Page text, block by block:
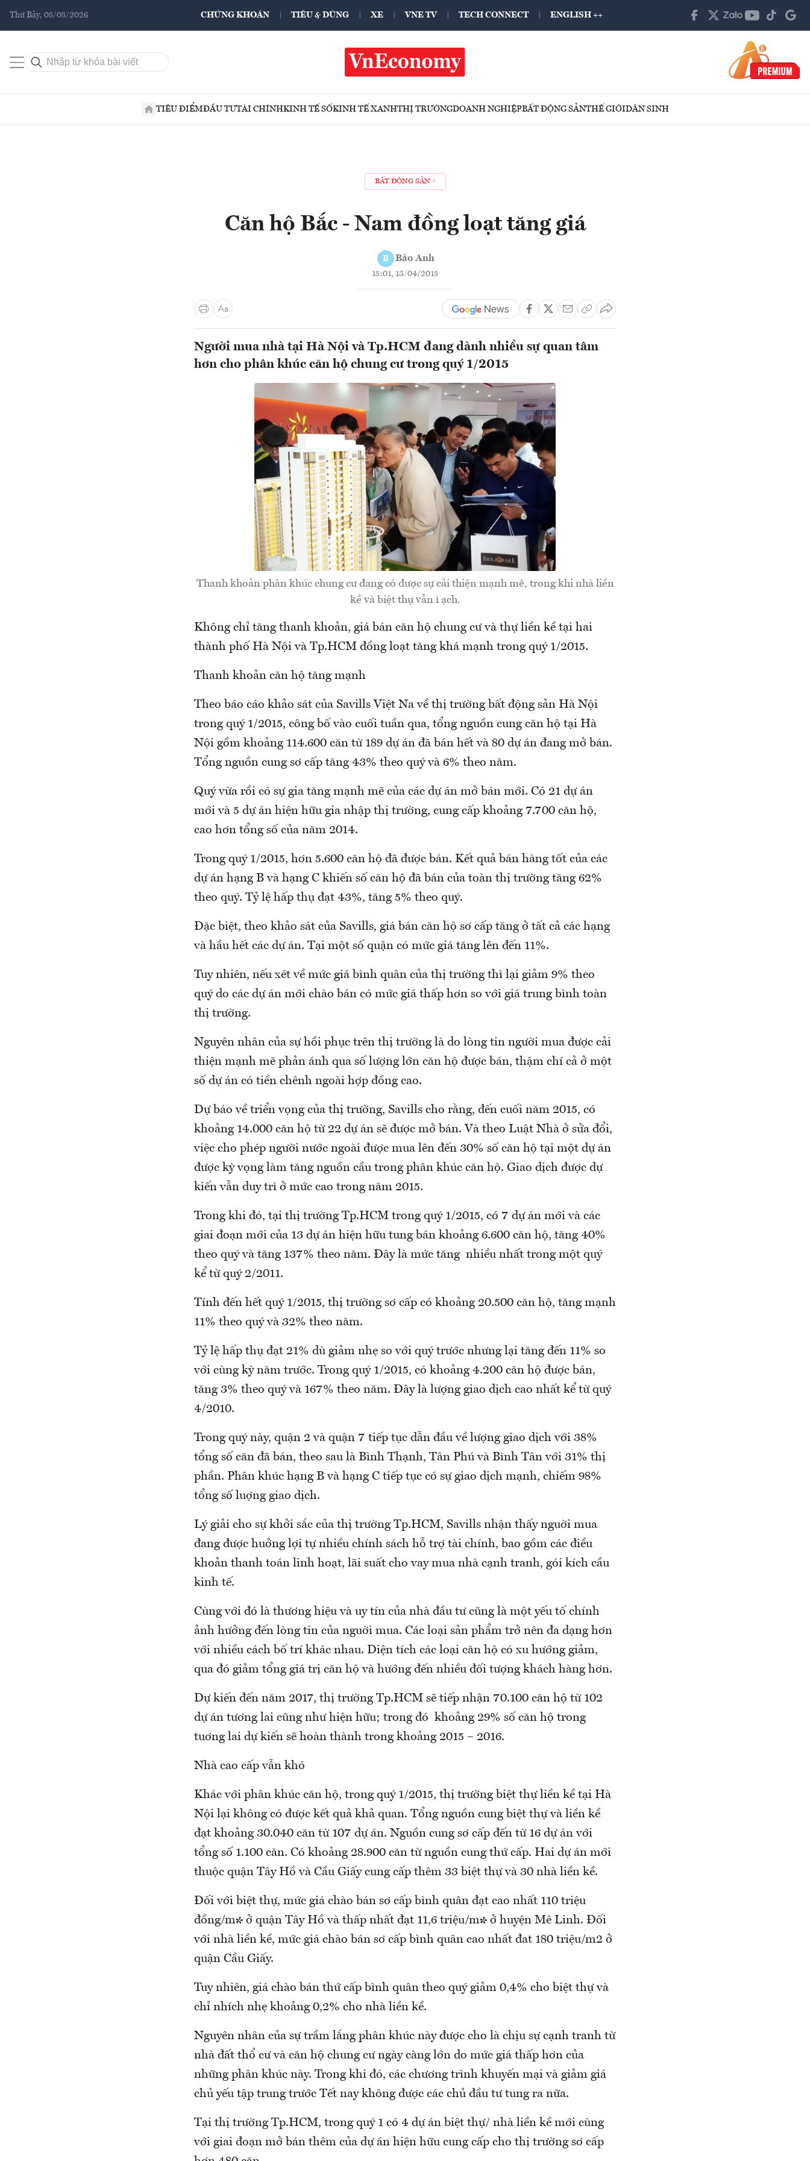
Thứ Bảy, 08/08/2026 CHỨNG KHOÁN TIÊU & DÙNG XE VNE TV TECH CONNECT ENGLISH ++
TIÊU ĐIỂMĐẦU TƯTÀI CHÍNHKINH TẾ SỐKINH TẾ XANHTHỊ TRƯỜNGDOANH NGHIỆPBẤT ĐỘNG SẢNTHẾ GIỚIDÂN SINH
BẤT ĐỘNG SẢN
Căn hộ Bắc - Nam đồng loạt tăng giá
B Bảo Anh
15:01, 13/04/2015
Người mua nhà tại Hà Nội và Tp.HCM đang dành nhiều sự quan tâm
hơn cho phân khúc căn hộ chung cư trong quý 1/2015
Thanh khoản phân khúc chung cư đang có được sự cải thiện mạnh mẽ, trong khi nhà liền
kề và biệt thự vẫn ì ạch.
Không chỉ tăng thanh khoản, giá bán căn hộ chung cư và thự liền kề tại hai
thành phố Hà Nội và Tp.HCM đồng loạt tăng khá mạnh trong quý 1/2015.
Thanh khoản căn hộ tăng mạnh
Theo báo cáo khảo sát của Savills Việt Na về thị trường bất động sản Hà Nội
trong quý 1/2015, công bố vào cuối tuần qua, tổng nguồn cung căn hộ tại Hà
Nội gồm khoảng 114.600 căn từ 189 dự án đã bán hết và 80 dự án đang mở bán.
Tổng nguồn cung sơ cấp tăng 43% theo quý và 6% theo năm.
Quý vừa rồi có sự gia tăng mạnh mẽ của các dự án mở bán mới. Có 21 dự án
mới và 5 dự án hiện hữu gia nhập thị trường, cung cấp khoảng 7.700 căn hộ,
cao hơn tổng số của năm 2014.
Trong quý 1/2015, hơn 5.600 căn hộ đã được bán. Kết quả bán hàng tốt của các
dự án hạng B và hạng C khiến số căn hộ đã bán của toàn thị trường tăng 62%
theo quý. Tỷ lệ hấp thụ đạt 43%, tăng 5% theo quý.
Đặc biệt, theo khảo sát của Savills, giá bán căn hộ sơ cấp tăng ở tất cả các hạng
và hầu hết các dự án. Tại một số quận có mức giá tăng lên đến 11%.
Tuy nhiên, nếu xét về mức giá bình quân của thị trường thì lại giảm 9% theo
quý do các dự án mới chào bán có mức giá thấp hơn so với giá trung bình toàn
thị trường.
Nguyên nhân của sự hồi phục trên thị trường là do lòng tin người mua được cải
thiện mạnh mẽ phản ánh qua số lượng lớn căn hộ được bán, thậm chí cả ở một
số dự án có tiền chênh ngoài hợp đồng cao.
Dự báo về triển vọng của thị trường, Savills cho rằng, đến cuối năm 2015, có
khoảng 14.000 căn hộ từ 22 dự án sẽ được mở bán. Và theo Luật Nhà ở sửa đổi,
việc cho phép người nước ngoài được mua lên đến 30% số căn hộ tại một dự án
được kỳ vọng làm tăng nguồn cầu trong phân khúc căn hộ. Giao dịch được dự
kiến vẫn duy trì ở mức cao trong năm 2015.
Trong khi đó, tại thị trường Tp.HCM trong quý 1/2015, có 7 dự án mới và các
giai đoạn mới của 13 dự án hiện hữu tung bán khoảng 6.600 căn hộ, tăng 40%
theo quý và tăng 137% theo năm. Đây là mức tăng nhiều nhất trong một quý
kể từ quý 2/2011.
Tính đến hết quý 1/2015, thị trường sơ cấp có khoảng 20.500 căn hộ, tăng mạnh
11% theo quý và 32% theo năm.
Tỷ lệ hấp thụ đạt 21% dù giảm nhẹ so với quý trước nhưng lại tăng đến 11% so
với cùng kỳ năm trước. Trong quý 1/2015, có khoảng 4.200 căn hộ được bán,
tăng 3% theo quý và 167% theo năm. Đây là lượng giao dịch cao nhất kể từ quý
4/2010.
Trong quý này, quận 2 và quận 7 tiếp tục dẫn đầu về lượng giao dịch với 38%
tổng số căn đã bán, theo sau là Bình Thạnh, Tân Phú và Bình Tân với 31% thị
phần. Phân khúc hạng B và hạng C tiếp tục có sự giao dịch mạnh, chiếm 98%
tổng số luợng giao dịch.
Lý giải cho sự khởi sắc của thị trường Tp.HCM, Savills nhận thấy nguời mua
đang được huởng lợi tự nhiều chính sách hỗ trợ tài chính, bao gồm các điều
khoản thanh toán linh hoạt, lãi suất cho vay mua nhà cạnh tranh, gói kích cầu
kinh tế.
Cùng với đó là thương hiệu và uy tín của nhà đầu tư cũng là một yếu tố chính
ảnh hưởng đến lòng tin của nguời mua. Các loại sản phẩm trở nên đa dạng hơn
với nhiều cách bố trí khác nhau. Diện tích các loại căn hộ có xu hướng giảm,
qua đó giảm tổng giá trị căn hộ và hướng đến nhiều đối tượng khách hàng hơn.
Dự kiến đến năm 2017, thị trường Tp.HCM sẽ tiếp nhận 70.100 căn hộ từ 102
dự án tương lai cũng như hiện hữu; trong đó khoảng 29% số căn hộ trong
tuơng lai dự kiến sẽ hoàn thành trong khoảng 2015 – 2016.
Nhà cao cấp vẫn khó
Khác với phân khúc căn hộ, trong quý 1/2015, thị trường biệt thự liền kề tại Hà
Nội lại không có được kết quả khả quan. Tổng nguồn cung biệt thự và liền kề
đạt khoảng 30.040 căn từ 107 dự án. Nguồn cung sơ cấp đến từ 16 dự án với
tổng số 1.100 căn. Có khoảng 28.900 căn từ nguồn cung thứ cấp. Hai dự án mới
thuộc quận Tây Hồ và Cầu Giấy cung cấp thêm 33 biệt thự và 30 nhà liền kề.
Đối với biệt thự, mức giá chào bán sơ cấp bình quân đạt cao nhất 110 triệu
đồng/m² ở quận Tây Hồ và thấp nhất đạt 11,6 triệu/m² ở huyện Mê Linh. Đối
với nhà liền kề, mức giá chào bán sơ cấp bình quân cao nhất đat 180 triệu/m2 ở
quận Cầu Giấy.
Tuy nhiên, giá chào bán thứ cấp bình quân theo quý giảm 0,4% cho biệt thự và
chỉ nhích nhẹ khoảng 0,2% cho nhà liền kề.
Nguyên nhân của sự trầm lắng phân khúc này được cho là chịu sự cạnh tranh từ
nhà đất thổ cư và căn hộ chung cư ngày càng lớn do mức giá thấp hơn của
những phân khúc này. Trong khi đó, các chương trình khuyến mại và giảm giá
chủ yếu tập trung trước Tết nay không được các chủ đầu tư tung ra nữa.
Tại thị trường Tp.HCM, trong quý 1 có 4 dự án biệt thự/ nhà liền kề mới cùng
với giai đoạn mở bán thêm của dự án hiện hữu cung cấp cho thị trường sơ cấp